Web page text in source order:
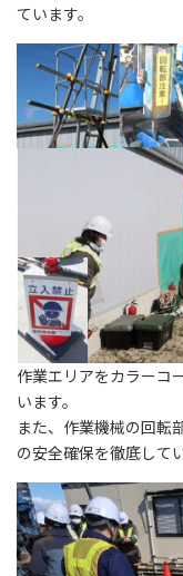
ています。
作業エリアをカラーコ
います。
また、作業機械の回転
の安全確保を徹底して